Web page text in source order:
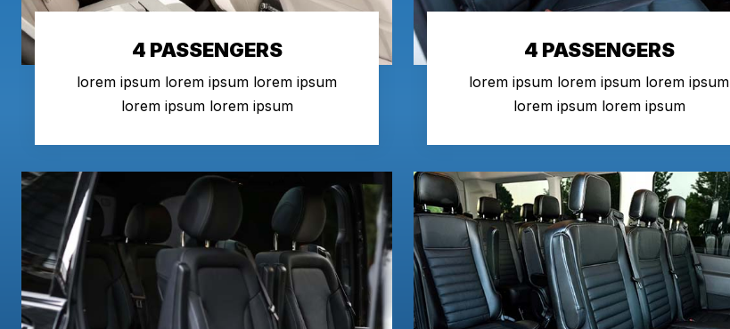
4 PASSENGERS
lorem ipsum lorem ipsum lorem ipsum
lorem ipsum lorem ipsum
4 PASSENGERS
lorem ipsum lorem ipsum lorem ipsum
lorem ipsum lorem ipsum